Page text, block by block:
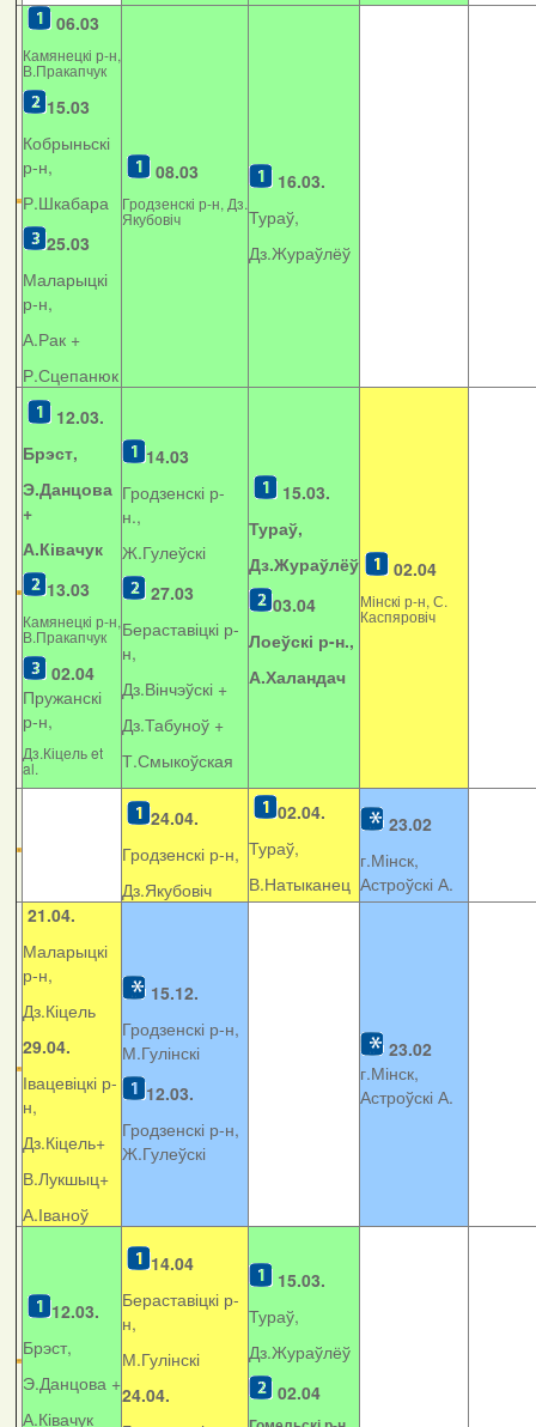
06.03
Камянецкі р-н,
В.Пракапчук
15.03
Кобрыньскі
р-н,
Р.Шкабара
25.03
Маларыцкі
р-н,
А.Рак +
Р.Сцепанюк
08.03
Гродзенскі р-н, Дз.
Якубовіч
16.03.
Тураў,
Дз.Жураўлёў
12.03.
Брэст,
Э.Данцова
+
А.Ківачук
13.03
Камянецкі р-н,
В.Пракапчук
02.04
Пружанскі
р-н,
Дз.Кіцель et
al.
14.03
Гродзенскі р-
н.,
Ж.Гулеўскі
27.03
Бераставіцкі р-
н,
Дз.Вінчэўскі +
Дз.Табуноў +
Т.Смыкоўская
15.03.
Тураў,
Дз.Жураўлёў
03.04
Лоеўскі р-н.,
А.Халандач
02.04
Мінскі р-н, С.
Каспяровіч
24.04.
Гродзенскі р-н,
Дз.Якубовіч
02.04.
Тураў,
В.Натыканец
23.02
г.Мінск,
Астроўскі А.
21.04.
Маларыцкі
р-н,
Дз.Кіцель
29.04.
Івацевіцкі р-
н,
Дз.Кіцель+
В.Лукшыц+
А.Іваноў
15.12.
Гродзенскі р-н,
М.Гулінскі
12.03.
Гродзенскі р-н,
Ж.Гулеўскі
23.02
г.Мінск,
Астроўскі А.
12.03.
Брэст,
Э.Данцова +
А.Ківачук
14.04
Бераставіцкі р-
н,
М.Гулінскі
24.04.
15.03.
Тураў,
Дз.Жураўлёў
02.04